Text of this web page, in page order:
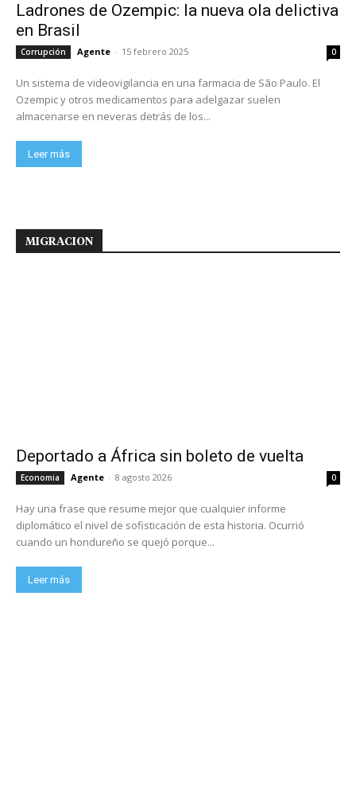
Ladrones de Ozempic: la nueva ola delictiva
en Brasil
Corrupción Agente - 15 febrero 2025 0
Un sistema de videovigilancia en una farmacia de São Paulo. El
Ozempic y otros medicamentos para adelgazar suelen
almacenarse en neveras detrás de los...
Leer más
MIGRACION
Deportado a África sin boleto de vuelta
Economia Agente - 8 agosto 2026 0
Hay una frase que resume mejor que cualquier informe
diplomático el nivel de sofisticación de esta historia. Ocurrió
cuando un hondureño se quejó porque...
Leer más